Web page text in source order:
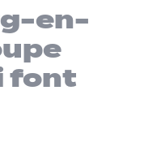
en-
font